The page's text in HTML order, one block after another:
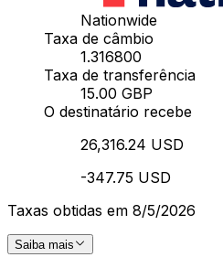
Nationwide
Taxa de câmbio
1.316800
Taxa de transferência
15.00 GBP
O destinatário recebe
26,316.24 USD
-347.75 USD
Taxas obtidas em 8/5/2026
Saiba mais